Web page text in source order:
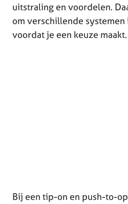
uitstraling en voordelen.
om verschillende
voordat je een keuze maakt.
Bij een tip-on en push-to-